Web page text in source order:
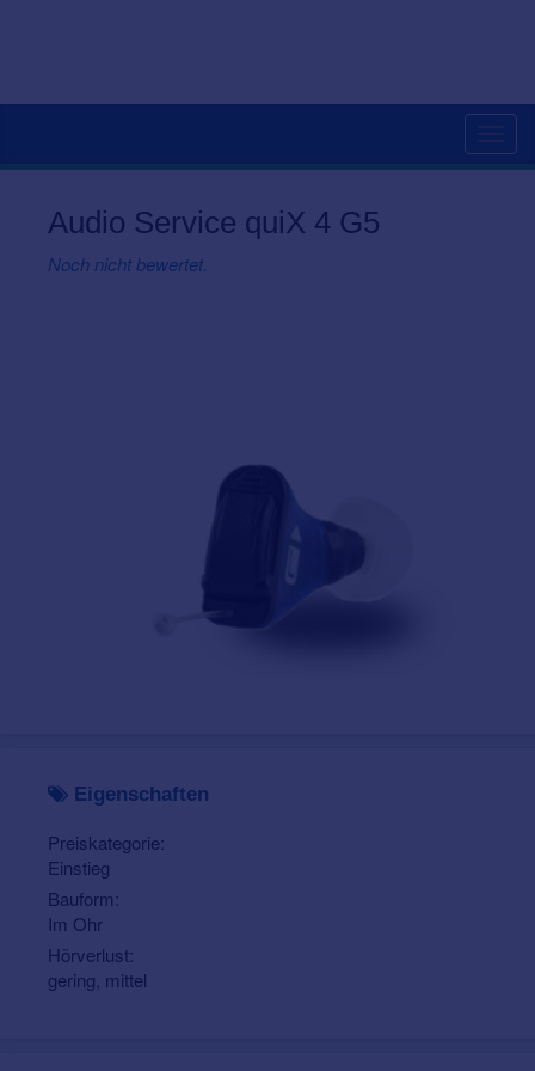
Audio Service quiX 4 G5
Noch nicht bewertet.
Eigenschaften
Preiskategorie:
Einstieg
Bauform:
Im Ohr
Hörverlust:
gering, mittel